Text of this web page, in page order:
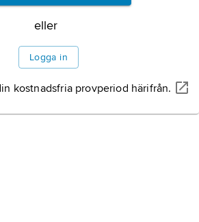
om artikeln
eller
Logga in
kostnadsfria provperiod härifrån.